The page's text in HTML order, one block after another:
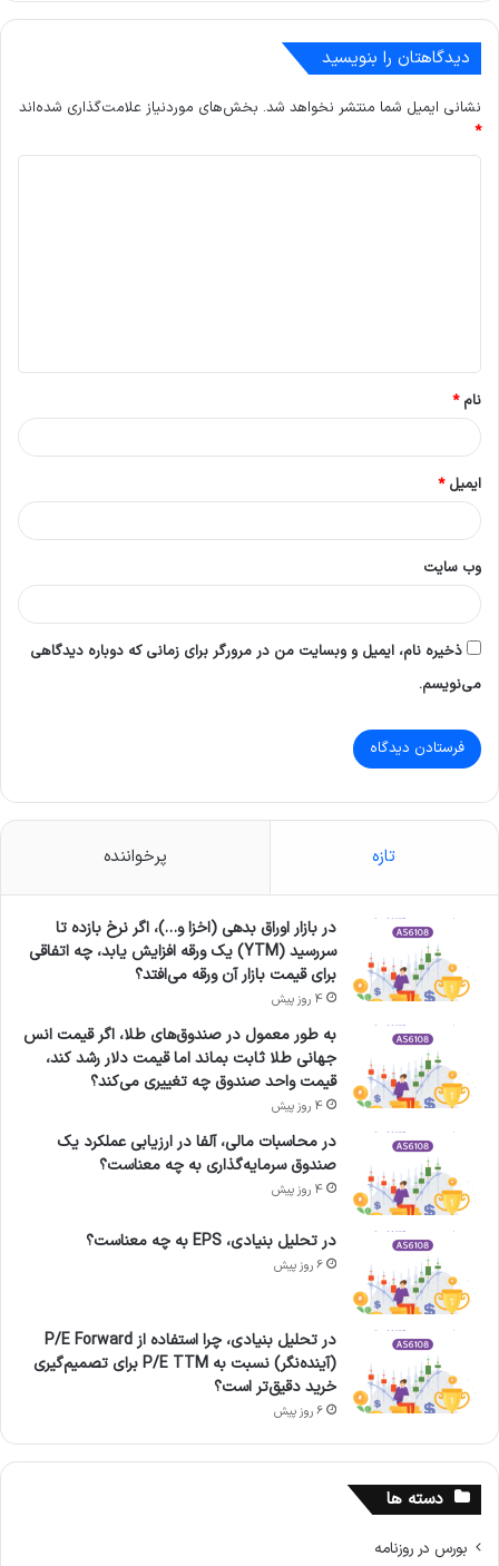
دیدگاهتان را بنویسید
نشانی ایمیل شما منتشر نخواهد شد. بخش‌های موردنیاز علامت‌گذاری شده‌اند
*
*
نام*
ایمیل*
وب‌ سایت
ذخیره نام، ایمیل و وبسایت من در مرورگر برای زمانی که دوباره دیدگاهی
می‌نویسم.
تازه پرخواننده
در بازار اوراق بدهی (اخزا و…)، اگر نرخ بازده تا
سررسید (YTM) یک ورقه افزایش یابد، چه اتفاقی
برای قیمت بازار آن ورقه می‌افتد؟
4 روز پیش
به طور معمول در صندوق‌های طلا، اگر قیمت انس
جهانی طلا ثابت بماند اما قیمت دلار رشد کند،
قیمت واحد صندوق چه تغییری می‌کند؟
4 روز پیش
در محاسبات مالی، آلفا در ارزیابی عملکرد یک
صندوق سرمایه‌گذاری به چه معناست؟
4 روز پیش
در تحلیل بنیادی، EPS به چه معناست؟
6 روز پیش
در تحلیل بنیادی، چرا استفاده از P/E Forward
(آینده‌نگر) نسبت به P/E TTM برای تصمیم‌گیری
خرید دقیق‌تر است؟
6 روز پیش
دسته ها
بورس در روزنامه